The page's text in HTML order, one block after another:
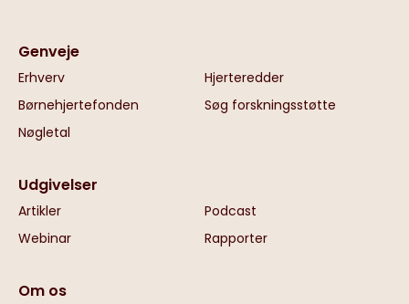
Genveje
Erhverv
Hjerteredder
Børnehjertefonden
Søg forskningsstøtte
Nøgletal
Udgivelser
Artikler
Podcast
Webinar
Rapporter
Om os